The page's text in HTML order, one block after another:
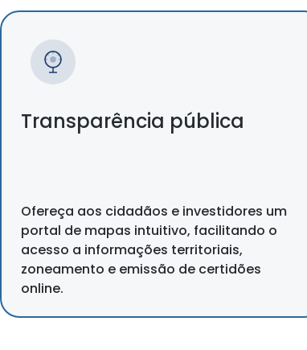
Transparência pública
Ofereça aos cidadãos e investidores um
portal de mapas intuitivo, facilitando o
acesso a informações territoriais,
zoneamento e emissão de certidões
online.